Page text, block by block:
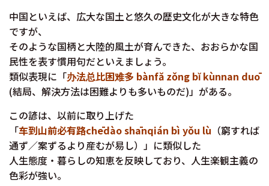
中国といえば、広大な国土と悠久の歴史文化が大きな特色
ですが、
そのような国柄と大陸的風土が育んできた、おおらかな国
民性を表す慣用句だといえましょう。
類似表現に「办法总比困难多 bànfă zǒng bĭ kùnnan duō
(結局、解決方法は困難よりも多いものだ)」がある。
この諺は、以前に取り上げた
「车到山前必有路chēdào shānqián bì yǒu lù （窮すれば
通ず／案ずるより産むが易し）」に類似した
人生態度・暮らしの知恵を反映しており、人生楽観主義の
色彩が強い。